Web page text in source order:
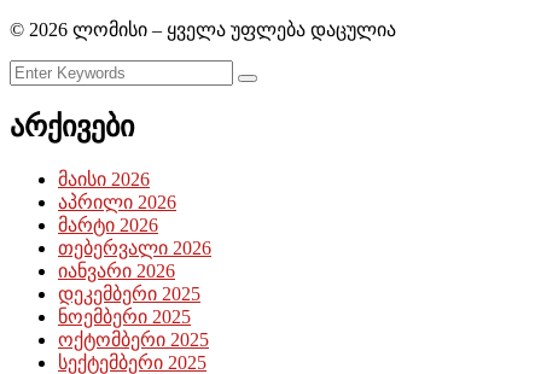
© 2026 ლომისი – ყველა უფლება დაცულია
არქივები
მაისი 2026
აპრილი 2026
მარტი 2026
თებერვალი 2026
იანვარი 2026
დეკემბერი 2025
ნოემბერი 2025
ოქტომბერი 2025
სექტემბერი 2025